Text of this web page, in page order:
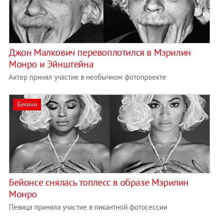
Джон Малкович перевоплотился в Мэрилин
Монро и Эйнштейна
Актер принял участие в необычном фотопроекте
Бикини
Бейонсе снялась топлесс в образе Мэрилин
Монро
Певица приняла участие в пикантной фотосессии